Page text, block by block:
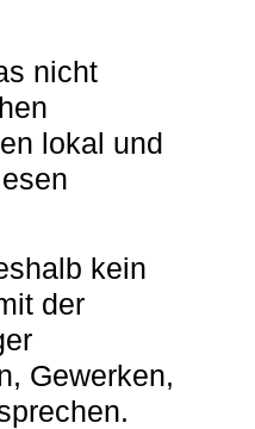
nicht
lokal und
kein
der
Gewerken,